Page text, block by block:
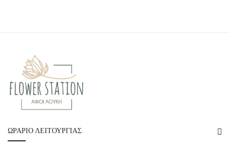
ΩΡΆΡΙΟ ΛΕΙΤΟΥΡΓΊΑΣ